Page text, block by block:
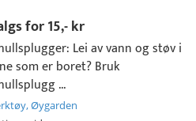
for15,- kr
Lei av vann og støv i
som er boret? Bruk
...
Øygarden